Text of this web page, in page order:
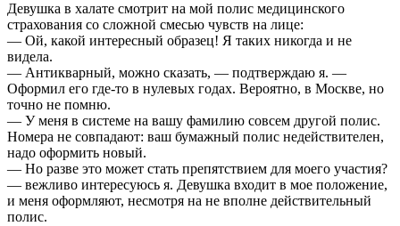
Девушка в халате смотрит на мой полис медицинского
страхования со сложной смесью чувств на лице:
— Ой, какой интересный образец! Я таких никогда и не
видела.
— Антикварный, можно сказать, — подтверждаю я. —
Оформил его где-то в нулевых годах. Вероятно, в Москве, но
точно не помню.
— У меня в системе на вашу фамилию совсем другой полис.
Номера не совпадают: ваш бумажный полис недействителен,
надо оформить новый.
— Но разве это может стать препятствием для моего участия?
— вежливо интересуюсь я. Девушка входит в мое положение,
и меня оформляют, несмотря на не вполне действительный
полис.